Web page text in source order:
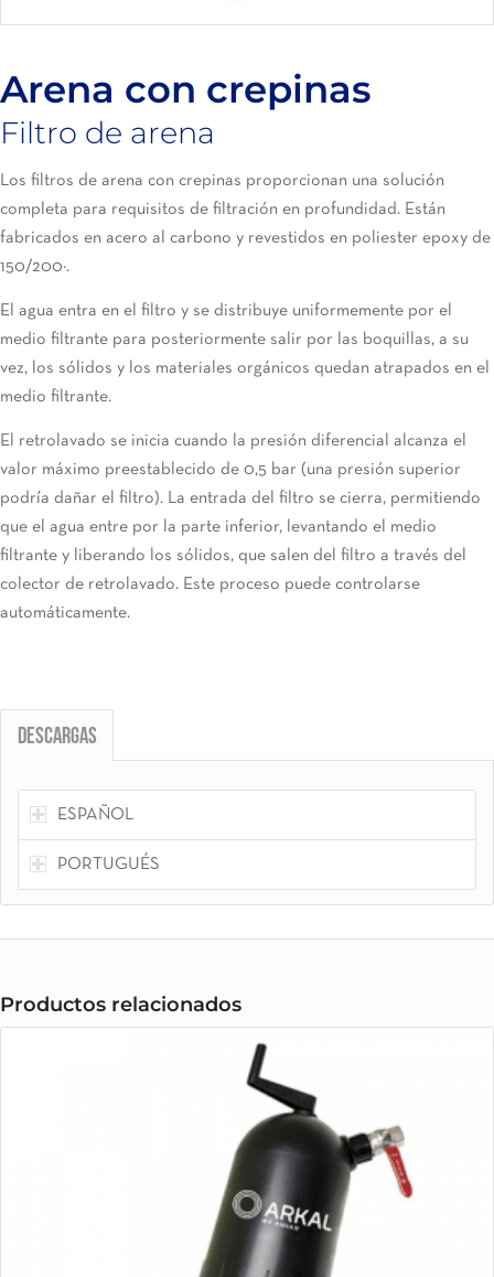
Arena con crepinas
Filtro de arena
Los filtros de arena con crepinas proporcionan una solución
completa para requisitos de filtración en profundidad. Están
fabricados en acero al carbono y revestidos en poliester epoxy de
150/200μ.
El agua entra en el filtro y se distribuye uniformemente por el
medio filtrante para posteriormente salir por las boquillas, a su
vez, los sólidos y los materiales orgánicos quedan atrapados en el
medio filtrante.
El retrolavado se inicia cuando la presión diferencial alcanza el
valor máximo preestablecido de 0,5 bar (una presión superior
podría dañar el filtro). La entrada del filtro se cierra, permitiendo
que el agua entre por la parte inferior, levantando el medio
filtrante y liberando los sólidos, que salen del filtro a través del
colector de retrolavado. Este proceso puede controlarse
automáticamente.
Descargas
ESPAÑOL
PORTUGUÉS
Productos relacionados